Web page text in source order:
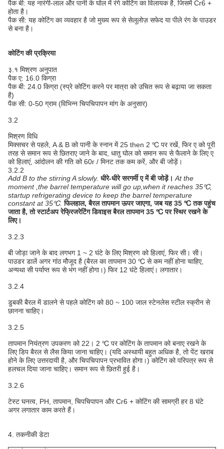
पैक बी: यह नारंगी-लाल और पानी के घोल में रंगे कोटिंग का विलायक है, जिसमें Cr6 +
होता है।
पैक सी: यह कोटिंग का व्यवहार है जो मुख्य रूप से सेलूलोज़ सफेद या पीले रंग के पाउडर
से बना है।
कोटिंग की प्रक्रिया
३.१ मिश्रण अनुपात
पैक ए: 16.0 किग्रा
पैक बी: 24.0 किग्रा (स्प्रे कोटिंग करने पर मात्रा को उचित रूप से बढ़ाया जा सकता
है)
पैक सी: 0-50 ग्राम (विभिन्न चिपचिपापन मांग के अनुसार)
3.2
मिश्रण विधि
मिक्सचर से पहले, A & B को पानी के स्नान में 25 then 2 ℃ पर रखें, फिर ए को पूरी
तरह से समान रूप से छितराए जाने के बाद, धातु घोल को समान रूप से फैलाने के लिए ए
को हिलाएं, आंदोलन की गति को 60r / मिनट तक कम करें, और बी जोड़ें।
3.2.2
Add B to the stirring A slowly. धीरे-धीरे सरगर्मी ए में बी जोड़ें। At the
moment ,the barrel temperature will go up,when it reaches 35℃,
startup refrigerating device to keep the barrel temperature
constant at 35℃. फिलहाल, बैरल तापमान ऊपर जाएगा, जब यह 35 ℃ तक पहुंच
जाता है, तो स्टार्टअप रेफ्रिजरेटिंग डिवाइस बैरल तापमान 35 ℃ पर स्थिर रखने के
लिए।
3.2.3
बी जोड़ा जाने के बाद लगभग 1 ~ 2 घंटे के लिए मिश्रण को हिलाएं, फिर सी। सी।
पाउडर डालें अगर गांठ मौजूद है (बैरल का तापमान 30 ℃ से कम नहीं होना चाहिए,
अन्यथा सी पर्याप्त रूप से भंग नहीं होगा।) फिर 12 घंटे हिलाएं। लगातार।
3.2.4
डुबकी बैरल में डालने से पहले कोटिंग को 80 ~ 100 जाल स्टेनलेस स्टील स्क्रीन से
छानना चाहिए।
3.2.5
तापमान नियंत्रण उपकरण को 22। 2 ℃ पर कोटिंग के तापमान को बनाए रखने के
लिए डिप बैरल से लैस किया जाना चाहिए। (यदि अस्थायी बहुत अधिक है, तो पेंट खराब
होने के लिए उत्तरदायी है, और चिपचिपापन प्रभावित होगा।) कोटिंग को परिपत्र रूप से
हलचल दिया जाना चाहिए। समान रूप से छितरी हुई है।
3.2.6
टेस्ट घनत्व, PH, तापमान, चिपचिपापन और Cr6 + कोटिंग की सामग्री हर 8 घंटे
अगर लगातार काम करते हैं।
4. तकनीकी डेटा